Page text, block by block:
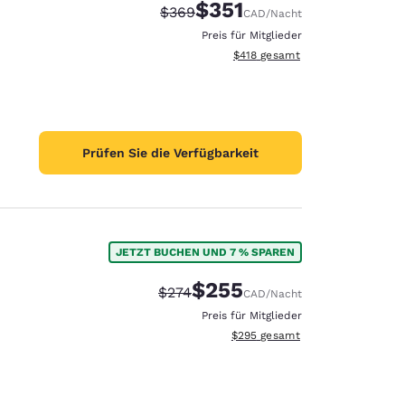
Durchgestrichener Preis:
$369Vergünstigter Preis:
$351CAD/Nacht
Preis für Mitglieder
Geschätzte Gesamtdetails
$418 gesamt
Prüfen Sie die Verfügbarkeit
JETZT BUCHEN UND 7 % SPAREN
Durchgestrichener Preis:
$274Vergünstigter Preis:
$255CAD/Nacht
Preis für Mitglieder
Geschätzte Gesamtdetails
$295 gesamt